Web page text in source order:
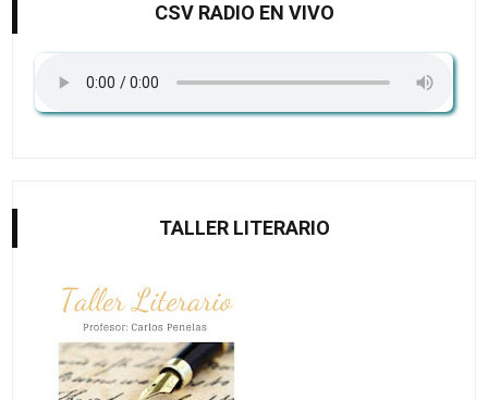
CSV RADIO EN VIVO
TALLER LITERARIO